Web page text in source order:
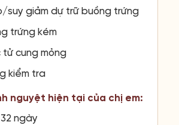
suy giảm dự trữ buồng trứng
trứng kém
tử cung mỏng
kiểm tra
nguyệt hiện tại của chị em:
ngày